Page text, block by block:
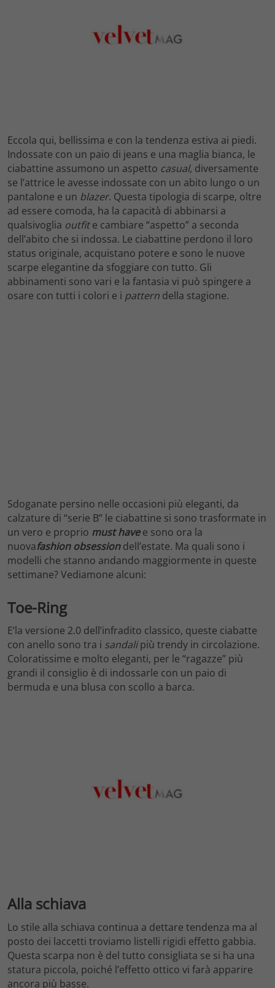
Eccola qui, bellissima e con la tendenza estiva ai piedi.
Indossate con un paio di jeans e una maglia bianca, le
ciabattine assumono un aspetto casual, diversamente
se l’attrice le avesse indossate con un abito lungo o un
pantalone e un blazer. Questa tipologia di scarpe, oltre
ad essere comoda, ha la capacità di abbinarsi a
qualsivoglia outfite cambiare “aspetto” a seconda
dell’abito che si indossa. Le ciabattine perdono il loro
status originale, acquistano potere e sono le nuove
scarpe elegantine da sfoggiare con tutto. Gli
abbinamenti sono vari e la fantasia vi può spingere a
osare con tutti i colori e i pattern della stagione.
Sdoganate persino nelle occasioni più eleganti, da
calzature di “serie B” le ciabattine si sono trasformate in
un vero e proprio must havee sono ora la
nuovafashion obsessiondell’estate. Ma quali sono i
modelli che stanno andando maggiormente in queste
settimane? Vediamone alcuni:
Toe-Ring
E’la versione 2.0 dell’infradito classico, queste ciabatte
con anello sono tra i sandalipiù trendy in circolazione.
Coloratissime e molto eleganti, per le “ragazze” più
grandi il consiglio è di indossarle con un paio di
bermuda e una blusa con scollo a barca.
Alla schiava
Lo stile alla schiava continua a dettare tendenza ma al
posto dei laccetti troviamo listelli rigidi effetto gabbia.
Questa scarpa non è del tutto consigliata se si ha una
statura piccola, poiché l’effetto ottico vi farà apparire
ancora più basse.